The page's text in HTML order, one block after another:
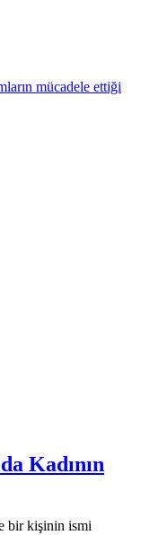
mücadele ettiği
Kadının
bir kişinin ismi